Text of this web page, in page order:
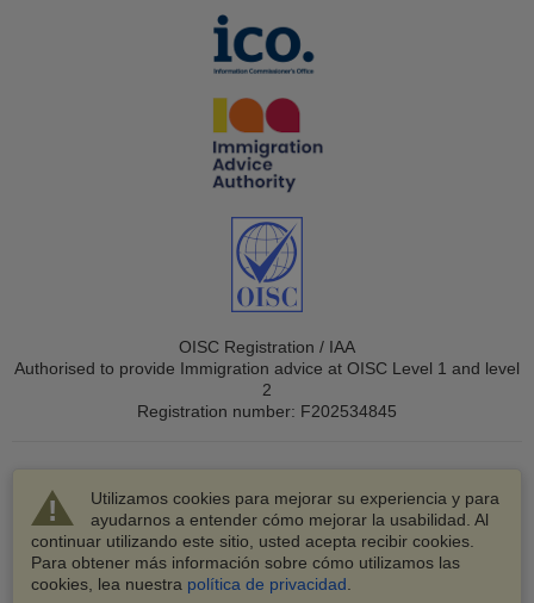
Utilizamos cookies para mejorar su experiencia y para
ayudarnos a entender cómo mejorar la usabilidad. Al
continuar utilizando este sitio, usted acepta recibir cookies.
Para obtener más información sobre cómo utilizamos las
cookies, lea nuestra política de privacidad
OISC Registration / IAA
Authorised to provide Immigration advice at OISC Level 1 and level
2
Registration number: F202534845
© 2003-2026 VisaHQ.com, Inc. Todos los derechos
reservados.
VisaHQ y el logotipo de VisaHQ son marcas registradas de